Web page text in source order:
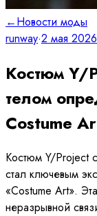
←Новости моды
runway·2 мая
Костюм Y/
телом
Costume
Костюм Y/Project
стал ключевым
«Costume Art».
неразрывной